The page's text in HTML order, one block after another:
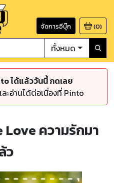
จัดการอีบุ๊ก (0)
ทั้งหมด
ได้แล้ววันนี้ กดเลย
ะอ่านได้ต่อเนื่องที่ Pinto
Love ความรักมา
ว